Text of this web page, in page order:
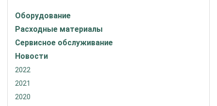
Оборудование
Расходные материалы
Сервисное обслуживание
Новости
2022
2021
2020